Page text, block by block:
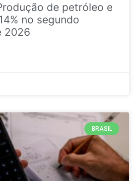
de petróleo e
no segundo
2026
BRASIL